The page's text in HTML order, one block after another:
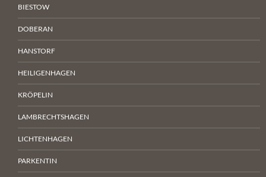
BIESTOW
DOBERAN
HANSTORF
HEILIGENHAGEN
KRÖPELIN
LAMBRECHTSHAGEN
LICHTENHAGEN
PARKENTIN